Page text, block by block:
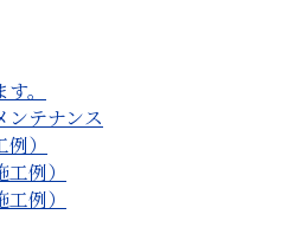
。
ンテナンス
）
例）
例）